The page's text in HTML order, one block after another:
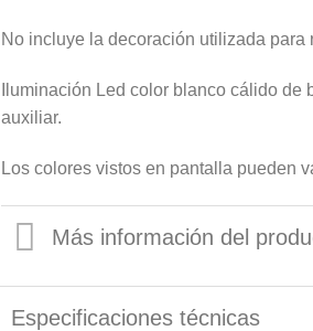
No incluye la decoración utilizada para
Iluminación Led color blanco cálido
auxiliar.
Los colores vistos en pantalla pueden
Más información del
Especificaciones técnicas